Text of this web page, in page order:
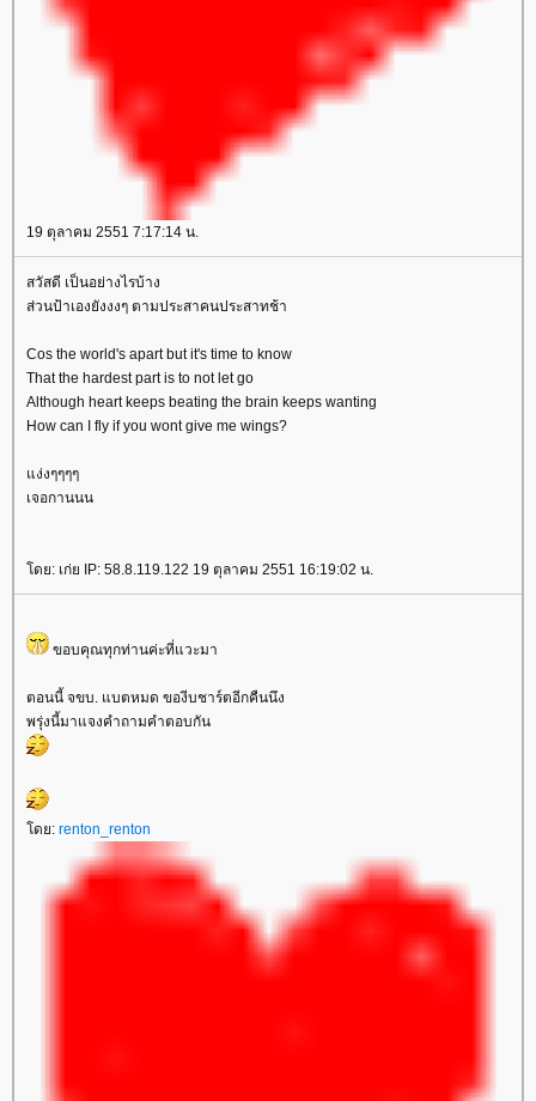
19 ตุลาคม 2551 7:17:14 น.
สวัสดี เป็นอย่างไรบ้าง
ส่วนป้าเองยังงงๆ ตามประสาคนประสาทช้า
Cos the world's apart but it's time to know
That the hardest part is to not let go
Although heart keeps beating the brain keeps wanting
How can I fly if you wont give me wings?
ง่งๆๆๆๆ
เจอกานนน
ดย: เก่ย IP: 58.8.119.122 19 ตุลาคม 2551 16:19:02 น.
ขอบคุณทุกท่านค่ะที่แวะมา
ตอนนี้ จขบ. แบตหมด ของีบชาร์ตอีกคืนนึง
พรุ่งนี้มาแจงคำถามคำตอบกัน
ดย: renton_renton